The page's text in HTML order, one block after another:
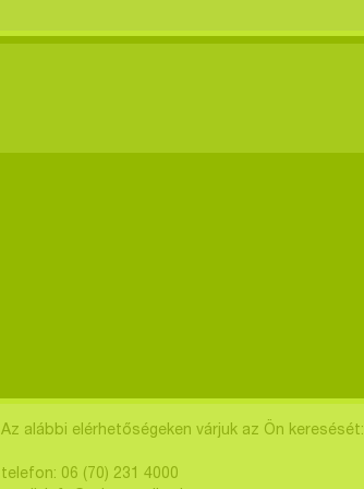
Az alábbi elérhetőségeken várjuk az Ön keresését:
telefon: 06 (70) 231 4000